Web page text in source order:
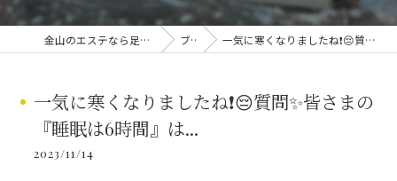
金山のエステなら足の角質ケア専門店 Orion ブログ 一気に寒くなりましたね❗️😔質問✨皆さまの『睡眠は6時間』は...
一気に寒くなりましたね❗️😔質問✨皆さまの
『睡眠は6時間』は...
2023/11/14